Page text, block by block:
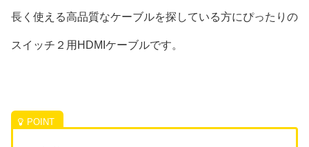
長く使える高品質なケーブルを探している方にぴったりの
スイッチ２用HDMIケーブルです。